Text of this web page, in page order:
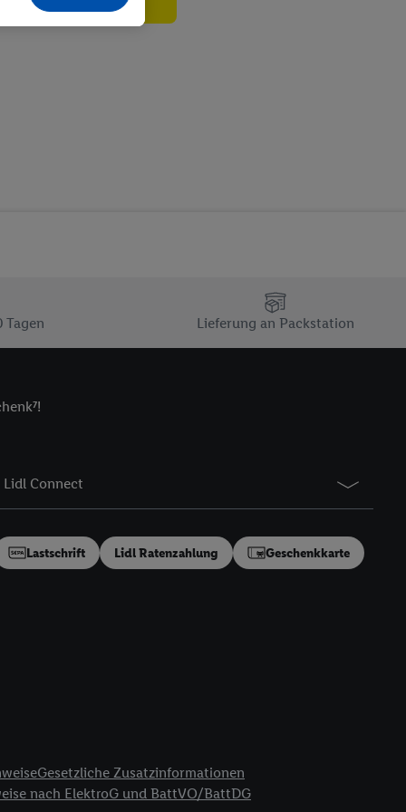
Tagen Lieferung an Packstation
Lidl Connect
Lastschrift Lidl Ratenzahlung Geschenkkarte
Gesetzliche Zusatzinformationen
nach ElektroG und BattVO/BattDG
- sowie Ihre
Speichern von
E-Mail-
verfügbar ist.
und einer
diese Kennung
Dritten betrieben
speziell zur
generell zu
(nur für
Utiq.
sämtlicher
Ihre Einwilligung
gilt auch für die
für Werbung und
Quellen,
Informationen,
von oder